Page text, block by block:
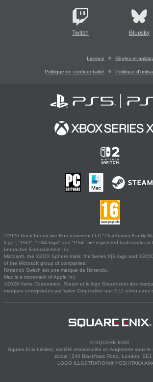
Twitch Bluesky
Licence Règles et
Politique de confidentialité Politique
©2026 Sony Interactive Entertainment LLC."PlayStation Family
logo", "PS5", "PS4 logo" and "PS4" are registered trademarks or
Interactive Entertainment Inc.
Microsoft, the XBOX Sphere mark, the Series X|S logo and
of the Microsoft group of companies.
Nintendo Switch est une marque de Nintendo.
Mac is a trademark of Apple Inc.
©2026 Valve Corporation. Steam et le logo Steam sont des
marques enregistrées par Valve Corporation aux É.U. et/ou dans
© SQUARE ENIX
Square Enix Limited, société immatriculée en Angleterre sous
social : 240 Blackfriars Road, London, SE1
LOGO ILLUSTRATION:© YOSHITAKA